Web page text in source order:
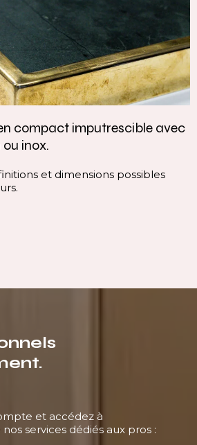
imputrescible avec
dimensions possibles
Cette
et accédez à
services dédiés aux pros :